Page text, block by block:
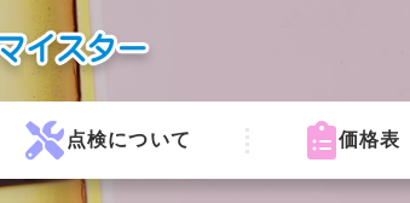
点検について 価格表